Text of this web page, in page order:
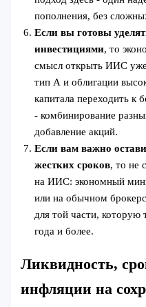
пополнения, без
Если вы готовы
инвестициями, то
смысл открыть ИИС
тип А и облигации
капитала переходить к
- комбинирование
добавление акций.
Если вам важно
жестких сроков, то не
на ИИС: экономный
или на обычном
для той части, которую
года и более.
Ликвидность,
инфляции на